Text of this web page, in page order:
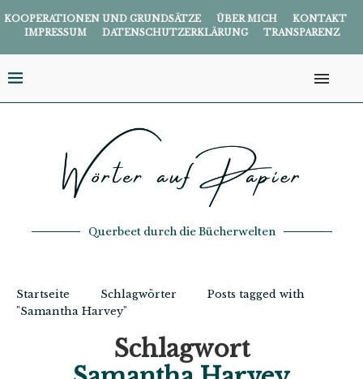
KOOPERATIONEN UND GRUNDSÄTZE ÜBER MICH
KONTAKT
IMPRESSUM
DATENSCHUTZERKLÄRUNG TRANSPARENZ
Querbeet durch die Bücherwelten
Startseite Schlagwörter
Posts tagged with
"Samantha Harvey"
Schlagwort